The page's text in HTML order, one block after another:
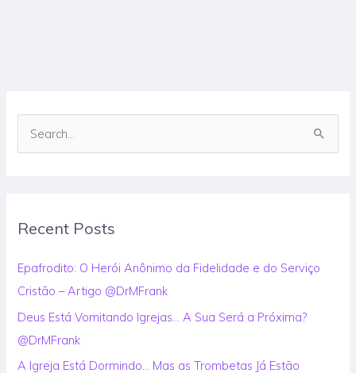
c
f
o
r
:
Recent Posts
Epafrodito: O Herói Anônimo da Fidelidade e do Serviço
Cristão – Artigo @DrMFrank
Deus Está Vomitando Igrejas… A Sua Será a Próxima?
@DrMFrank
A Igreja Está Dormindo… Mas as Trombetas Já Estão